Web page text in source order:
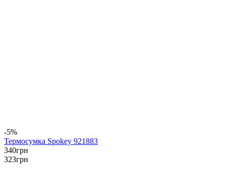
-5%
Термосумка Spokey 921883
340грн
323грн